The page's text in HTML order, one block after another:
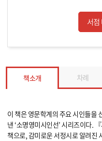
서점
책소개 차례
이 책은 영문학계의 주요 시인들을
낸 ‘소명영미시인선’ 시리즈이다.
책으로, 감미로운 서정시로 알려진